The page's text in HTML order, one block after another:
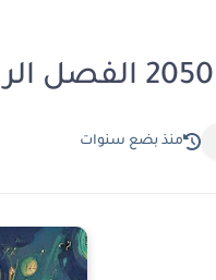
منذ بضع سنوات